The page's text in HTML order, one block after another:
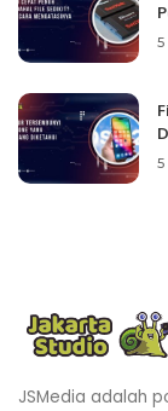
5
5
JSMedia adalah